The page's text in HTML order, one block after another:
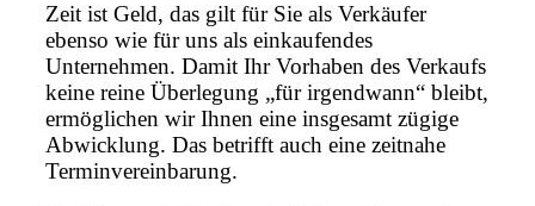
Zeit ist Geld, das gilt für Sie als Verkäufer
ebenso wie für uns als einkaufendes
Unternehmen. Damit Ihr Vorhaben des Verkaufs
keine reine Überlegung „für irgendwann“ bleibt,
ermöglichen wir Ihnen eine insgesamt zügige
Abwicklung. Das betrifft auch eine zeitnahe
Terminvereinbarung.